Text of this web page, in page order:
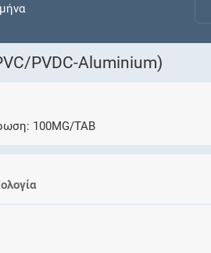
αντενδείξεις και
PVDC-Aluminium)
100MG/TAB